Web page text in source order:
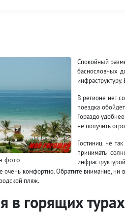
фото
Спокойный
баснословных
В регионе нет
поездка
Гораздо
не получить
Гостиниц не
принимать
комфортно. Обратите внимание, ни
пляж.
в горящих